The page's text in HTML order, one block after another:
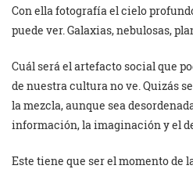
Con ella fotografía el cielo
puede ver. Galaxias, nebulosas,
Cuál será el artefacto social que
de nuestra cultura no ve. Quizás
la mezcla, aunque sea
información, la imaginación y el
Este tiene que ser el momento de